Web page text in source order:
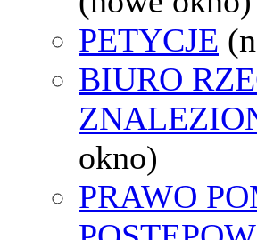
PETYCJE
BIURO
okno)
PRAWO